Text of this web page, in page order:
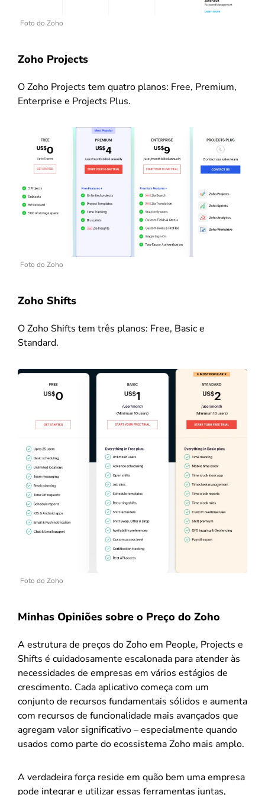
Foto do Zoho
Zoho Projects
O Zoho Projects tem quatro planos: Free, Premium,
Enterprise e Projects Plus.
Foto do Zoho
Zoho Shifts
O Zoho Shifts tem três planos: Free, Basic e
Standard.
Foto do Zoho
Minhas Opiniões sobre o Preço do Zoho
A estrutura de preços do Zoho em People, Projects e
Shifts é cuidadosamente escalonada para atender às
necessidades de empresas em vários estágios de
crescimento. Cada aplicativo começa com um
conjunto de recursos fundamentais sólidos e aumenta
com recursos de funcionalidade mais avançados que
agregam valor significativo – especialmente quando
usados como parte do ecossistema Zoho mais amplo.
A verdadeira força reside em quão bem uma empresa
pode integrar e utilizar essas ferramentas juntas,